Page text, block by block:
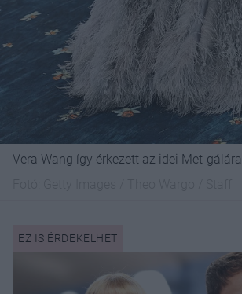
Vera Wang így érkezett az idei Met-gálára